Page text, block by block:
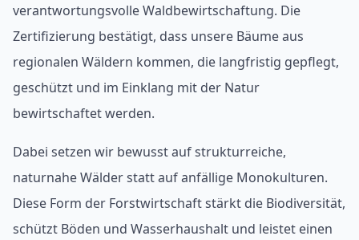
verantwortungsvolle Waldbewirtschaftung. Die
Zertifizierung bestätigt, dass unsere Bäume aus
regionalen Wäldern kommen, die langfristig gepflegt,
geschützt und im Einklang mit der Natur
bewirtschaftet werden.
Dabei setzen wir bewusst auf strukturreiche,
naturnahe Wälder statt auf anfällige Monokulturen.
Diese Form der Forstwirtschaft stärkt die Biodiversität,
schützt Böden und Wasserhaushalt und leistet einen